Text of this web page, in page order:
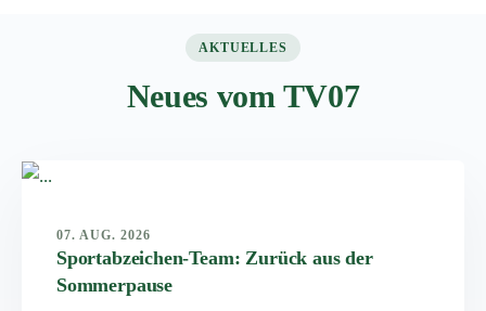
AKTUELLES
Neues vom TV07
07. AUG. 2026
Sportabzeichen-Team: Zurück aus der
Sommerpause